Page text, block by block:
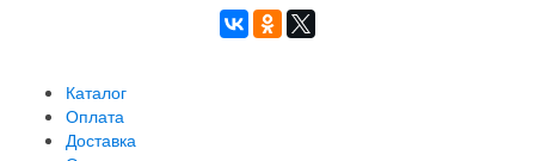
Каталог
Оплата
Доставка